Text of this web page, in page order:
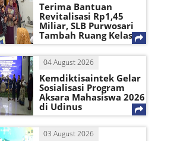
Terima Bantuan
Revitalisasi Rp1,45
Miliar, SLB Purwosari
Tambah Ruang Kelas
04 August 2026
Kemdiktisaintek Gelar
Sosialisasi Program
Aksara Mahasiswa 2026
di Udinus
03 August 2026